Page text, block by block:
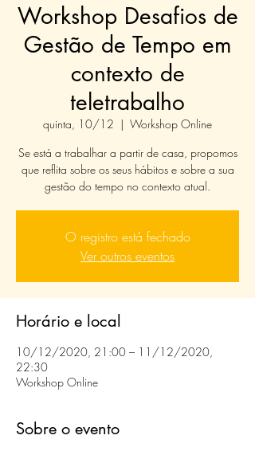
Workshop Desafios de
Gestão de Tempo em
contexto de
teletrabalho
quinta, 10/12
  |
Workshop Online
Se está a trabalhar a partir de casa, propomos
que reflita sobre os seus hábitos e sobre a sua
gestão do tempo no contexto atual.
O registro está fechado
Ver outros eventos
Horário e local
10/12/2020, 21:00 – 11/12/2020,
22:30
Workshop Online
Sobre o evento